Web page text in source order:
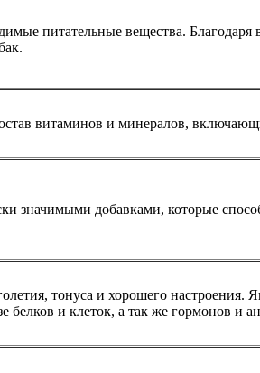
питательные вещества.
витаминов и минералов,
значимыми добавками, которые
тонуса и хорошего настроения.
белков и клеток, а так же гормонов и